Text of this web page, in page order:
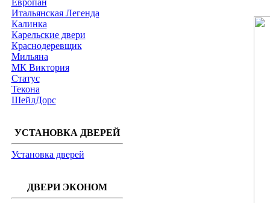
Европан
Итальянская Легенда
Калинка
Карельские двери
Краснодеревщик
Мильяна
МК Виктория
Статус
Текона
ШейлДорс
УСТАНОВКА ДВЕРЕЙ
Установка дверей
ДВЕРИ ЭКОНОМ